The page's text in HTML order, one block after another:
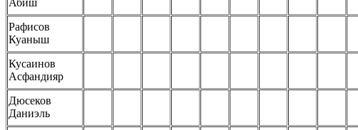
Рафисов
Куаныш
Кусаинов
Асфандияр
Дюсеков
Даниэль